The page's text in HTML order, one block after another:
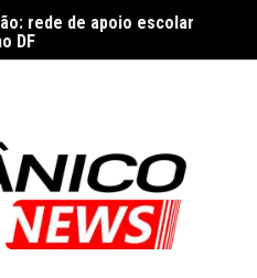
rede de apoio escolar
DF